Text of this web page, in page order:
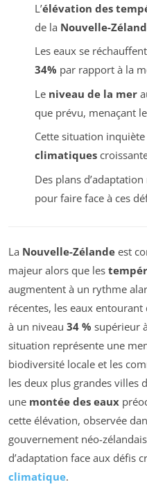
L’élévation des
de la Nouvelle-
Les eaux se
34% par rapport à la
Le niveau de la mer
que prévu, menaçant
Cette situation
climatiques
Des plans
pour faire face à ces
La Nouvelle-Zélande est
majeur alors que les
augmentent à un rythme
récentes, les eaux
à un niveau 34 % supérieur
situation représente une
biodiversité locale et les
les deux plus grandes villes
une montée des eaux
cette élévation, observée
gouvernement néo-
d’adaptation face aux défis
climatique.